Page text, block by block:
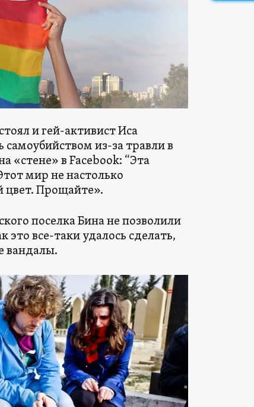
и гей-активист Иса
из-за травли в
«стене» в Facebook: “Эта
мир не настолько
цвет. Прощайте».
поселка Бина не позволили
это все-таки удалось сделать,
вандалы.